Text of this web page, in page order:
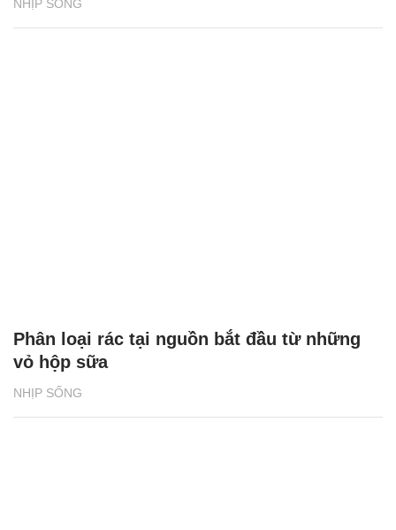
NHỊP SỐNG
NHỊP SỐNG
Phân loại rác tại nguồn bắt đầu từ những
vỏ hộp sữa